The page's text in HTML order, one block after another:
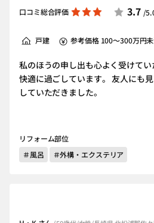
口コミ総合評価 3.7 /
戸建 参考価格 100～300万円
私のほうの申し出も心よく受けてい
快適に過ごしています。 友人にも
していただきました。
リフォーム部位
＃風呂
＃外構・エクステリア